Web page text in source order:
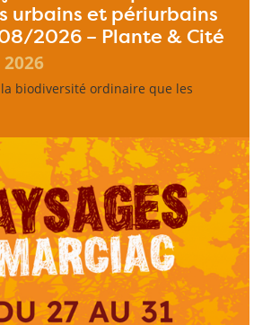
urbains et périurbains
2026 – Plante & Cité
biodiversité ordinaire que les